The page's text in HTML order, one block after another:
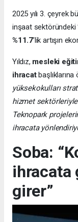
2025 yılı 3. çeyrek
inşaat sektöründeki
%11.7’lik artışın
Yıldız, mesleki
ihracatbaşlıklarına
yüksekokulları
hizmet
Teknopark
ihracata
Soba:
ihracata
girer”